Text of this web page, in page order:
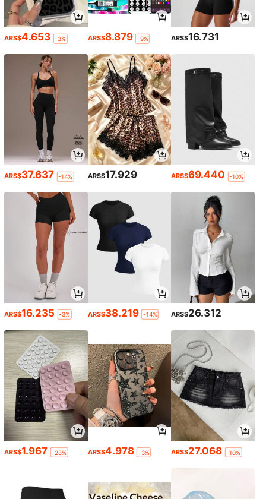
ARS$4.653 -3% ARS$8.879 -9% ARS$16.731
ARS$37.637 -14% ARS$17.929 ARS$69.440 -10%
ARS$16.235 -3% ARS$38.219 -14% ARS$26.312
ARS$1.967 -28% ARS$4.978 -3% ARS$27.068 -10%